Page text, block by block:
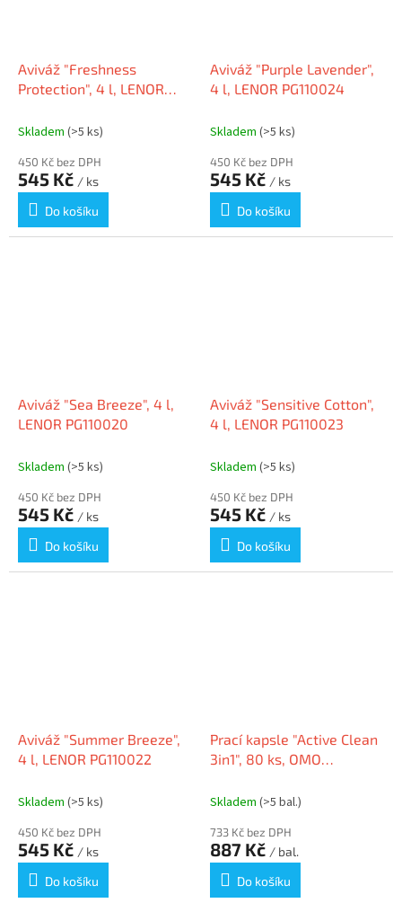
Aviváž "Freshness
Protection", 4 l, LENOR
Skladem (>5 ks)
450 Kč bez DPH
545 Kč / ks
Do košíku
Aviváž "Purple Lavender",
4 l, LENOR PG110024
Skladem (>5 ks)
450 Kč bez DPH
545 Kč / ks
Do košíku
Aviváž "Sea Breeze", 4 l,
LENOR PG110020
Skladem (>5 ks)
450 Kč bez DPH
545 Kč / ks
Do košíku
Aviváž "Sensitive Cotton",
4 l, LENOR PG110023
Skladem (>5 ks)
450 Kč bez DPH
545 Kč / ks
Do košíku
Aviváž "Summer Breeze",
4 l, LENOR PG110022
Skladem (>5 ks)
450 Kč bez DPH
545 Kč / ks
Do košíku
Prací kapsle "Active Clean
3in1", 80 ks, OMO
Skladem (>5 bal.)
733 Kč bez DPH
887 Kč / bal.
Do košíku